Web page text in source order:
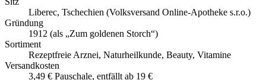
Liberec, Tschechien (Volksversand Online-Apotheke s.r.o.)
Gründung
1912 (als „Zum goldenen Storch“)
Sortiment
Rezeptfreie Arznei, Naturheilkunde, Beauty, Vitamine
Versandkosten
3,49 € Pauschale, entfällt ab 19 €